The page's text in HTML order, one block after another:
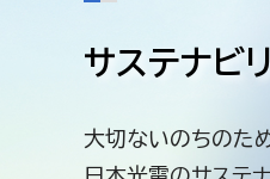
サステナビ
大切ないのちのた